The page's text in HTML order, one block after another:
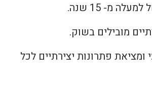
מ- 15 שנה.
מובילים בשוק.
ומציאת פתרונות יצירתיים לכל